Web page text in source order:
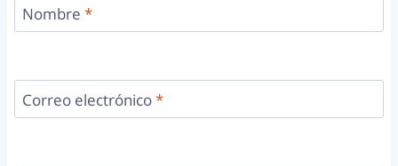
Nombre *
Correo electrónico*